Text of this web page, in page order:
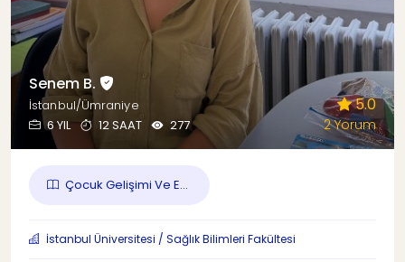
Senem B.
İstanbul/Ümraniye
6 YIL
12 SAAT 277
5.0
2 Yorum
Çocuk Gelişimi Ve E...
İstanbul Üniversitesi / Sağlık Bilimleri Fakültesi